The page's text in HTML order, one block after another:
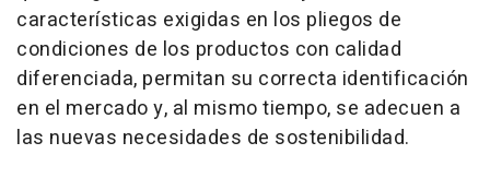
características exigidas en los pliegos de
condiciones de los productos con calidad
diferenciada, permitan su correcta identificación
en el mercado y, al mismo tiempo, se adecuen a
las nuevas necesidades de sostenibilidad.